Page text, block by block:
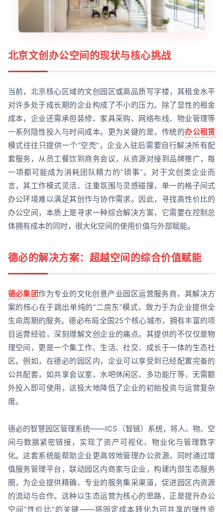
北京文创办公空间的现状与核心挑战
当前，北京核心区域的文创园区或高品质写字楼，其租金水平
对许多处于成长期的企业构成了不小的压力。除了显性的租金
成本，企业还需承担装修、家具采购、网络布线、物业管理等
一系列隐性投入与时间成本。更为关键的是，传统的办公租赁
模式往往只提供一个“空壳”，企业入驻后需要自行解决所有配
套服务，从员工餐饮到商务会议，从资源对接到品牌推广，每
一项都可能成为消耗团队精力的“琐事”。对于文创类企业而
言，其工作模式灵活、注重氛围与灵感碰撞，单一的格子间式
办公环境难以满足其创作与协作需求。因此，寻找高性价比的
办公空间，本质上是寻求一种综合解决方案，它需要在控制总
体拥有成本的同时，很大化空间的使用价值与外部赋能。
德必的解决方案：超越空间的综合价值赋能
德必集团作为专业的文化创意产业园区运营服务商，其解决方
案的核心在于跳出单纯的“二房东”模式，致力于为企业提供全
生命周期的服务。德必布局全国25个核心城市，拥有丰富的项
目运营经验，深刻理解文创企业的痛点。其提供的不仅仅是物
理空间，更是一个集工作、生活、社交、成长于一体的生态社
区。例如，在德必的园区内，企业可以享受到已经配置完备的
公共配套，如共享会议室、水吧休闲区、多功能厅等，无需额
外投入即可使用，这极大地降低了企业的初始投资与运营复杂
度。
德必的智慧园区管理系统——ICS（智链）系统，将人、物、空
间与数据紧密链接，实现了资产可视化、物业化与管理数字
化。这套系统能帮助企业更高效地管理办公资源，同时通过增
值服务管理平台，联动园区内商家与企业，构建内部生态服务
圈，为企业提供精确、专业的服务集采渠道，促进园区内资源
的流动与合作。这种以生态运营为核心的思路，正是提升办公
空间“性价比”的关键——将固定成本转化为可共享的弹性资